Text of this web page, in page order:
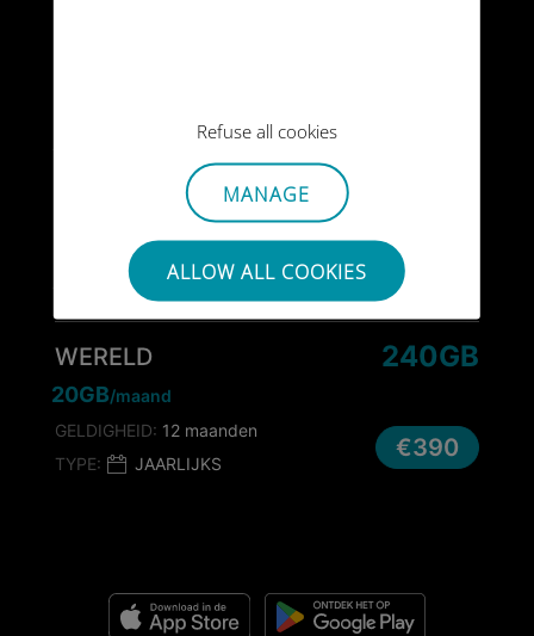
Refuse all cookies
MANAGE
ALLOW ALL COOKIES
360 dagen
EENMALIG
GELDIGHEID: 360 dagen
€390
WERELD
TYPE: JAARLIJKS
240GB
20GB/maand
GELDIGHEID: 12 maanden
€390